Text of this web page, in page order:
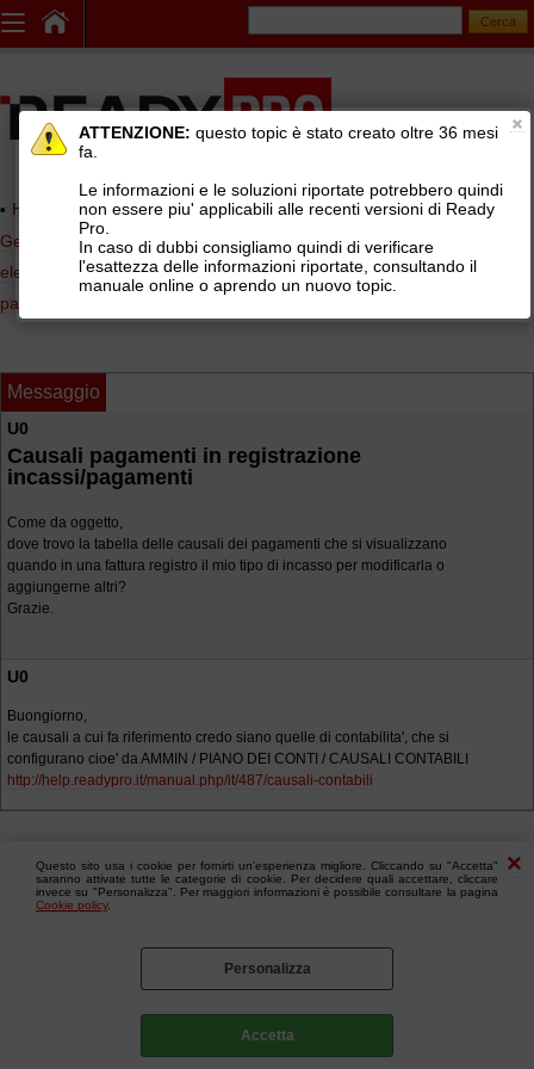
Questo sito usa i cookie per fornirti un'esperienza migliore. Cliccando su "Accetta"
saranno attivate tutte le categorie di cookie. Per decidere quali accettare, cliccare
invece su "Personalizza". Per maggiori informazioni è possibile consultare la pagina
Cookie policy.
Personalizza
Accetta
Home page> AREE DI SUPPORTO TECNICO GRATUITO>
Gestionale Ready Pro>Contabilità, scadenzario, fatturazione
elettronica >Prima nota, e procedura registrazione incassi e
pagamenti
Messaggio
U0
Causali pagamenti in registrazione
incassi/pagamenti
Come da oggetto,
dove trovo la tabella delle causali dei pagamenti che si visualizzano
quando in una fattura registro il mio tipo di incasso per modificarla o
aggiungerne altri?
Grazie.
U0
Buongiorno,
le causali a cui fa riferimento credo siano quelle di contabilita', che si
configurano cioe' da AMMIN / PIANO DEI CONTI / CAUSALI CONTABILI
http://help.readypro.it/manual.php/it/487/causali-contabili
ATTENZIONE: questo topic è stato creato oltre 36 mesi
fa.
Le informazioni e le soluzioni riportate potrebbero quindi
non essere piu' applicabili alle recenti versioni di Ready
Pro.
In caso di dubbi consigliamo quindi di verificare
l'esattezza delle informazioni riportate, consultando il
manuale online o aprendo un nuovo topic.